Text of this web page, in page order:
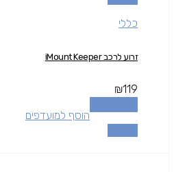
כללי
זרוע לרכב iMount Keeper
₪119
הוסף למועדפים